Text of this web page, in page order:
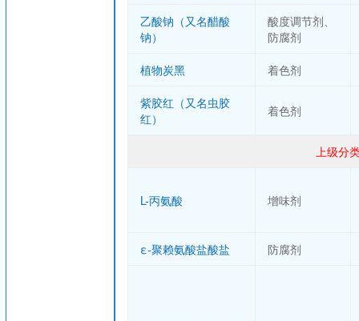
乙酸钠（又名醋酸
钠）
酸度调节剂、
防腐剂
植物炭黑 着色剂
紫胶红（又名虫胶
红）
着色剂
上级分
L-丙氨酸 增味剂
ε-聚赖氨酸盐酸盐 防腐剂